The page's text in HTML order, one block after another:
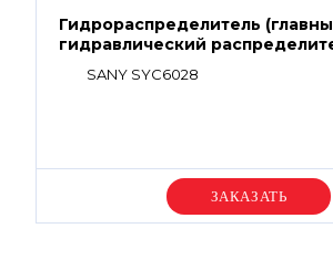
Гидрораспределитель
гидравлический
SANY SYC6028
Уточняйте цену